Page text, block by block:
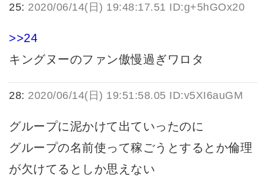
25: 2020/06/14(日) 19:48:17.51 ID:g+5hGOx20
>>24
キングヌーのファン傲慢過ぎワロタ
28: 2020/06/14(日) 19:51:58.05 ID:v5XI6auGM
グループに泥かけて出ていったのに
グループの名前使って稼ごうとするとか倫理
が欠けてるとしか思えない